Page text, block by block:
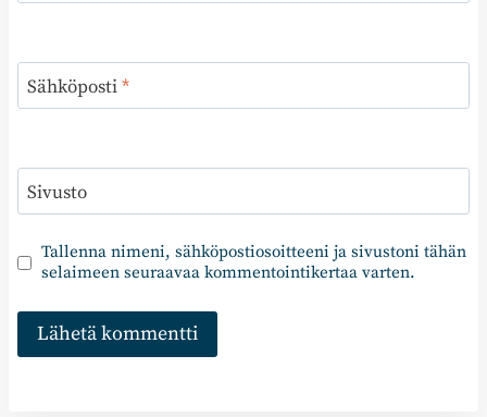
Sähköposti*
Sivusto
Tallenna nimeni, sähköpostiosoitteeni ja sivustoni tähän
selaimeen seuraavaa kommentointikertaa varten.